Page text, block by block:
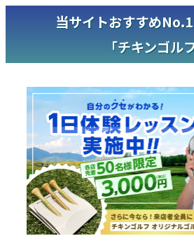
当サイトおすすめ
「チキンゴル